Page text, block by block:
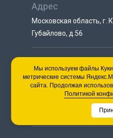
Адрес
Московская область, г.
Губайлово, д.56
8 (925)
пн-сб с
8 (495)
пн-сб с
Мы используем файлы
метрические системы
сайта. Продолжая
Политикой